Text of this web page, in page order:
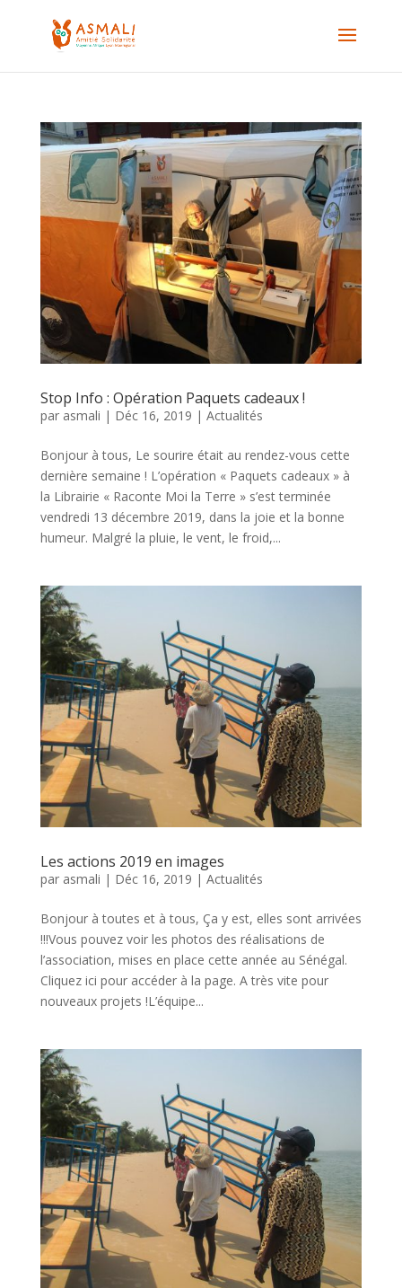
Stop Info : Opération Paquets cadeaux !
par asmali | Déc 16, 2019 | Actualités
Bonjour à tous, Le sourire était au rendez-vous cette
dernière semaine ! L’opération « Paquets cadeaux » à
la Librairie « Raconte Moi la Terre » s’est terminée
vendredi 13 décembre 2019, dans la joie et la bonne
humeur. Malgré la pluie, le vent, le froid,...
Les actions 2019 en images
par asmali | Déc 16, 2019 | Actualités
Bonjour à toutes et à tous, Ça y est, elles sont arrivées
!!!Vous pouvez voir les photos des réalisations de
l’association, mises en place cette année au Sénégal.
Cliquez ici pour accéder à la page. A très vite pour
nouveaux projets !L’équipe...